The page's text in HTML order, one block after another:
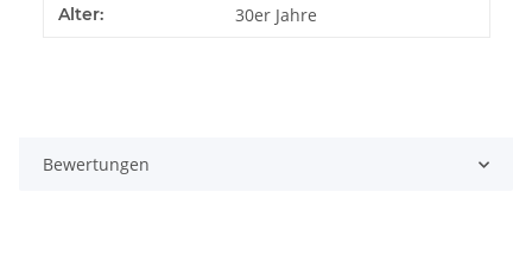
Produkteigenschaft
Wert
Alter: 30er Jahre
Bewertungen